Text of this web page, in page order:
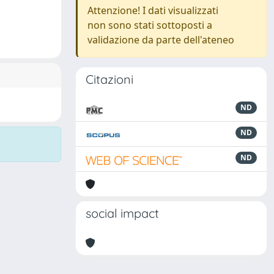
Attenzione! I dati visualizzati
non sono stati sottoposti a
validazione da parte dell'ateneo
Citazioni
ND
ND
ND
social impact